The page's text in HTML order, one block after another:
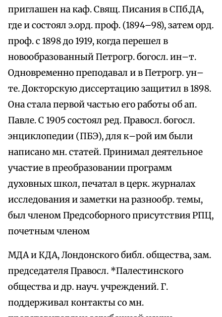
приглашен на каф. Свящ. Писания в СПб.ДА,
где и состоял э.орд. проф. (1894–98), затем орд.
проф. с 1898 до 1919, когда перешел в
новообразованный Петрогр. богосл. ин–т.
Одновременно преподавал и в Петрогр. ун–
те. Докторскую диссертацию защитил в 1898.
Она стала первой частью его работы об ап.
Павле. С 1905 состоял ред. Правосл. богосл.
энциклопедии (ПБЭ), для к–рой им были
написано мн. статей. Принимал деятельное
участие в преобразовании программ
духовных школ, печатал в церк. журналах
исследования и заметки на разнообр. темы,
был членом Предсоборного присутствия РПЦ,
почетным членом
МДА и КДА, Лондонского библ. общества, зам.
председателя Правосл. *Палестинского
общества и др. науч. учреждений. Г.
поддерживал контакты со мн.